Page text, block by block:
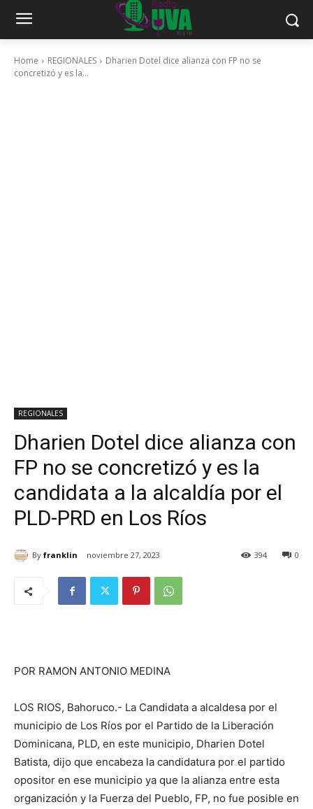
Home REGIONALES
Dharien Dotel dice alianza con FP no se
concretizó y es la...
REGIONALES
Dharien Dotel dice alianza con
FP no se concretizó y es la
candidata a la alcaldía por el
PLD-PRD en Los Ríos
By franklin noviembre 27, 2023 0
394
POR RAMON ANTONIO MEDINA
LOS RIOS, Bahoruco.- La Candidata a alcaldesa por el
municipio de Los Ríos por el Partido de la Liberación
Dominicana, PLD, en este municipio, Dharien Dotel
Batista, dijo que encabeza la candidatura por el partido
opositor en ese municipio ya que la alianza entre esta
organización y la Fuerza del Pueblo, FP, no fue posible en